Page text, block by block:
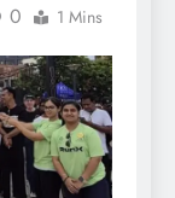
0 1 Mins